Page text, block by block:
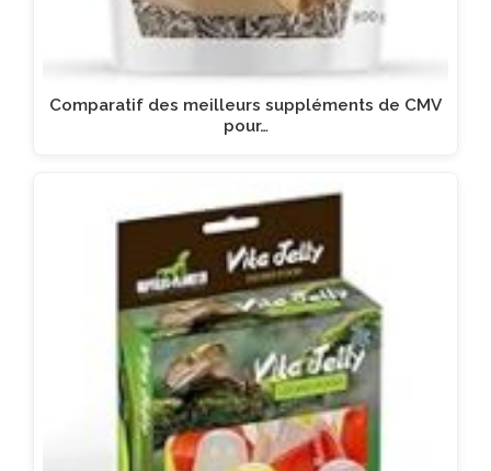
Comparatif des meilleurs suppléments de CMV
pour…